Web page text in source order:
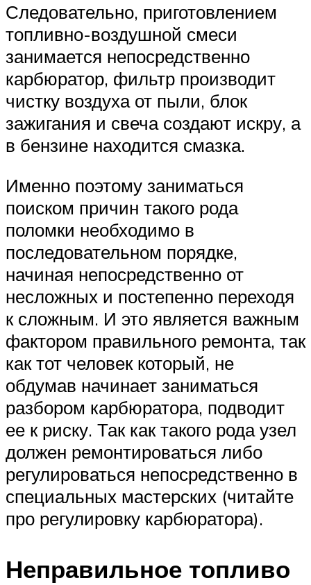
Следовательно, приготовлением
топливно-воздушной смеси
занимается непосредственно
карбюратор, фильтр производит
чистку воздуха от пыли, блок
зажигания и свеча создают искру, а
в бензине находится смазка.
Именно поэтому заниматься
поиском причин такого рода
поломки необходимо в
последовательном порядке,
начиная непосредственно от
несложных и постепенно переходя
к сложным. И это является важным
фактором правильного ремонта, так
как тот человек который, не
обдумав начинает заниматься
разбором карбюратора, подводит
ее к риску. Так как такого рода узел
должен ремонтироваться либо
регулироваться непосредственно в
специальных мастерских (читайте
про регулировку карбюратора).
Неправильное топливо